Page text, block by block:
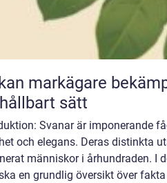
markägare
sätt
Svanar är imponerande
och elegans. Deras distinkta
människor i århundraden. I
en grundlig översikt över fakta